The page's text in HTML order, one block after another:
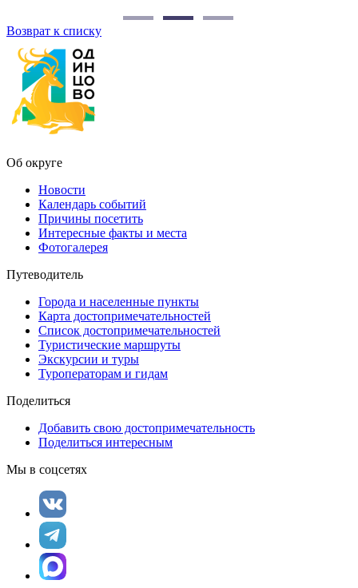
Возврат к списку
Об округе
Новости
Календарь событий
Причины посетить
Интересные факты и места
Фотогалерея
Путеводитель
Города и населенные пункты
Карта достопримечательностей
Список достопримечательностей
Туристические маршруты
Экскурсии и туры
Туроператорам и гидам
Поделиться
Добавить свою достопримечательность
Поделиться интересным
Мы в соцсетях